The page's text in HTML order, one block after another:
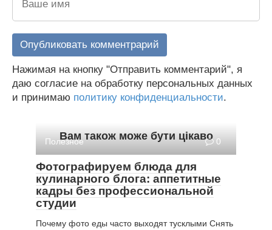
Нажимая на кнопку "Отправить комментарий", я
даю согласие на обработку персональных данных
и принимаю политику конфиденциальности.
Вам також може бути цікаво
Полезное 0
Фотографируем блюда для
кулинарного блога: аппетитные
кадры без профессиональной
студии
Почему фото еды часто выходят тусклыми Снять